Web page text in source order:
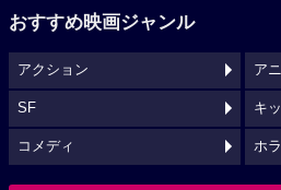
おすすめ映画ジャンル
アクション ア
SF キ
コメディ ホ